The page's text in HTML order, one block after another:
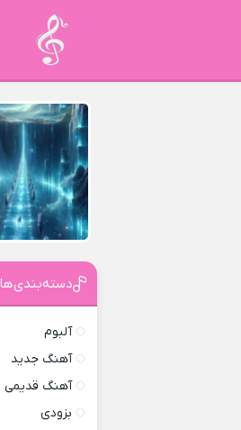
دسته‌بندی‌ها
آلبوم
آهنگ جدید
آهنگ قدیمی
بزودی